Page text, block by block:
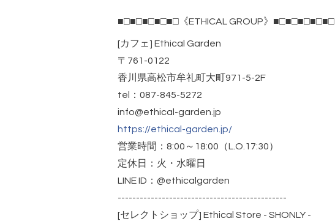
■□■□■□■□■□《ETHICAL GROUP》■□■□■□■□■□
[カフェ] Ethical Garden
〒761-0122
香川県高松市牟礼町大町971-5-2F
tel：087-845-5272
info@ethical-garden.jp
https://ethical-garden.jp/
営業時間：8:00～18:00（L.O.17:30）
定休日：火・水曜日
LINE ID：@ethicalgarden
----------------------------------------------
[セレクトショップ] Ethical Store - SHONLY -